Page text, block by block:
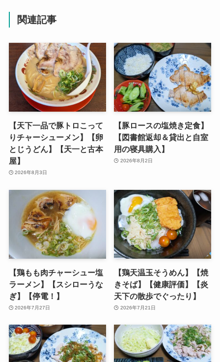
関連記事
【天下一品で豚トロこって
りチャーシューメン】【卵
とじうどん】【天一と古本
屋】
2026年8月3日
【豚ロースの塩焼き定食】
【図書館返却＆貸出と自室
用の寝具購入】
2026年8月2日
【鶏もも肉チャーシュー塩
ラーメン】【スシローうな
ぎ】【停電！】
2026年7月27日
【鶏天温玉そうめん】【焼
きそば】【健康評価】【炎
天下の散歩でぐったり】
2026年7月21日